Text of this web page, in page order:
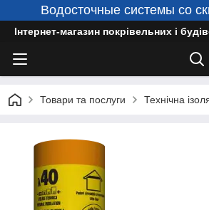
Водосточные системы со
Інтернет-магазин покрівельних і
Товари та послуги Технічна